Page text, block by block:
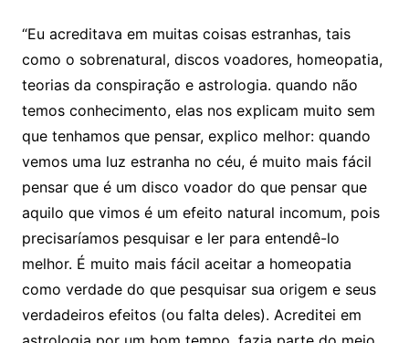
“Eu acreditava em muitas coisas estranhas, tais
como o sobrenatural, discos voadores, homeopatia,
teorias da conspiração e astrologia. quando não
temos conhecimento, elas nos explicam muito sem
que tenhamos que pensar, explico melhor: quando
vemos uma luz estranha no céu, é muito mais fácil
pensar que é um disco voador do que pensar que
aquilo que vimos é um efeito natural incomum, pois
precisaríamos pesquisar e ler para entendê-lo
melhor. É muito mais fácil aceitar a homeopatia
como verdade do que pesquisar sua origem e seus
verdadeiros efeitos (ou falta deles). Acreditei em